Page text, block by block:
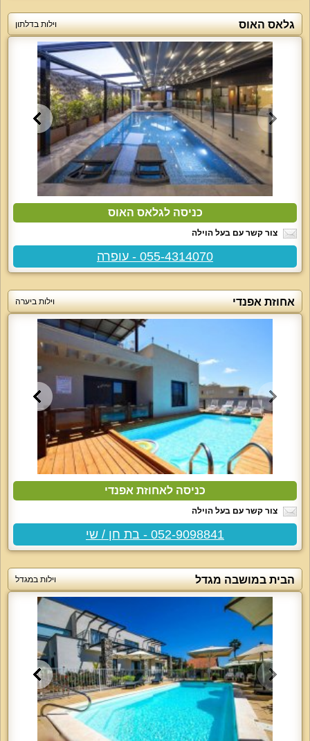
גלאס האוס וילות בדלתון
כניסה לגלאס האוס
צור קשר עם בעל הוילה
055-4314070 - עופרה
אחוזת אפנדי וילות ביערה
כניסה לאחוזת אפנדי
צור קשר עם בעל הוילה
052-9098841 - בת חן / שי
הבית במושבה מגדל וילות במגדל